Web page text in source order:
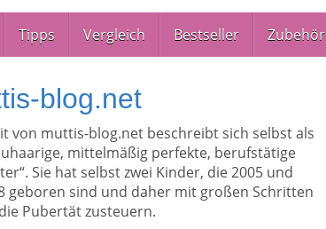
Tipps Vergleich Bestseller Zubehör
blog.net
von muttis-blog.net beschreibt sich selbst als
mittelmäßig perfekte, berufstätige
Sie hat selbst zwei Kinder, die 2005 und
geboren sind und daher mit großen Schritten
Pubertät zusteuern.